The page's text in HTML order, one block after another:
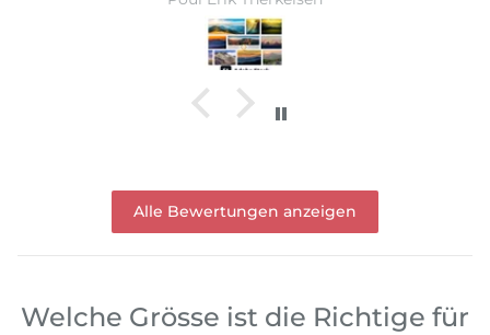
Alle Bewertungen anzeigen
Welche Grösse ist die Richtige für